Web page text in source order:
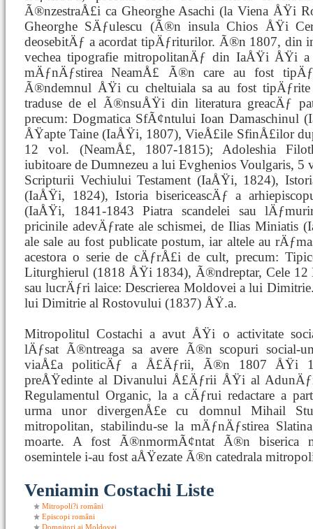
Ã®nzestraÅ£i ca Gheorghe Asachi (la Viena ÅŸi
Gheorghe SÄƒulescu (Ã®n insula Chios ÅŸi
deosebitÄƒ a acordat tipÄƒriturilor. Ã®n 1807, din
vechea tipografie mitropolitanÄƒ din IaÅŸi ÅŸi
mÄƒnÄƒstirea NeamÅ£ Ã®n care au fost
Ã®ndemnul ÅŸi cu cheltuiala sa au fost
traduse de el Ã®nsuÅŸi din literatura greacÄƒ
precum: Dogmatica SfÃ¢ntului Ioan Damaschinul
ÅŸapte Taine (IaÅŸi, 1807), VieÅ£ile SfinÅ£ilor
12 vol. (NeamÅ£, 1807-1815); Adoleshia
iubitoare de Dumnezeu a lui Evghenios Voulgaris,
Scripturii Vechiului Testament (IaÅŸi, 1824),
(IaÅŸi, 1824), Istoria bisericeascÄƒ a
(IaÅŸi, 1841-1843 Piatra scandelei sau
pricinile adevÄƒrate ale schismei, de Ilias Miniatis
ale sale au fost publicate postum, iar altele au
acestora o serie de cÄƒrÅ£i de cult, precum:
Liturghierul (1818 ÅŸi 1834), Ã®ndreptar, Cele 12
sau lucrÄƒri laice: Descrierea Moldovei a lui
lui Dimitrie al Rostovului (1837) ÅŸ.a.
Mitropolitul Costachi a avut ÅŸi o activitate
lÄƒsat Ã®ntreaga sa avere Ã®n scopuri social-
viaÅ£a politicÄƒ a Å£Äƒrii, Ã®n 1807 ÅŸi
preÅŸedinte al Divanului Å£Äƒrii ÅŸi al
Regulamentul Organic, la a cÄƒrui redactare a
urma unor divergenÅ£e cu domnul Mihail
mitropolitan, stabilindu-se la mÄƒnÄƒstirea
moarte. A fost Ã®nmormÃ¢ntat Ã®n biserica
osemintele i-au fost aÅŸezate Ã®n catedrala
Veniamin Costachi Liste
Mitropoli?i români
Episcopi români
Domnitori ai Moldovei